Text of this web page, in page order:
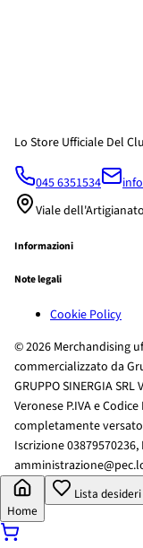
Lo Store Ufficiale Del
045 6351534
Viale
Informazioni
Note legali
Cookie Policy
© 2026 Merchandising
commercializzato da
GRUPPO SINERGIA
Veronese P.IVA e
completamente versato
Iscrizione 03879570236,
Home
Lista desideri